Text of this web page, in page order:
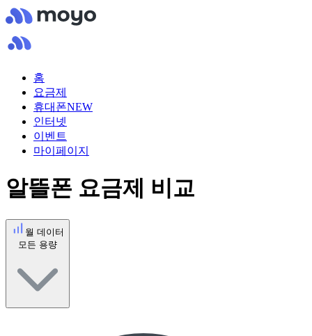
홈
요금제
휴대폰NEW
인터넷
이벤트
마이페이지
알뜰폰 요금제 비교
월 데이터
모든 용량